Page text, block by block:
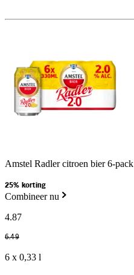
Amstel Radler citroen bier 6-pack
25% korting
Combineer nu
4.87
6.49
6 x 0,33 l